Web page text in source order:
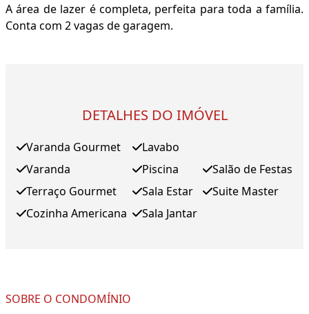
A área de lazer é completa, perfeita para toda a família.
Conta com 2 vagas de garagem.
DETALHES DO IMÓVEL
Varanda Gourmet
Varanda
Terraço Gourmet
Cozinha Americana
Lavabo
Piscina
Sala Estar
Sala Jantar
Salão de Festas
Suite Master
SOBRE O CONDOMÍNIO